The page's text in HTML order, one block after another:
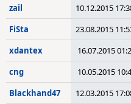
zail 10.12.2015
FiSta 23.08.2015
xdantex 16.07.2015
cng 10.05.2015
Blackhand47 12.03.2015